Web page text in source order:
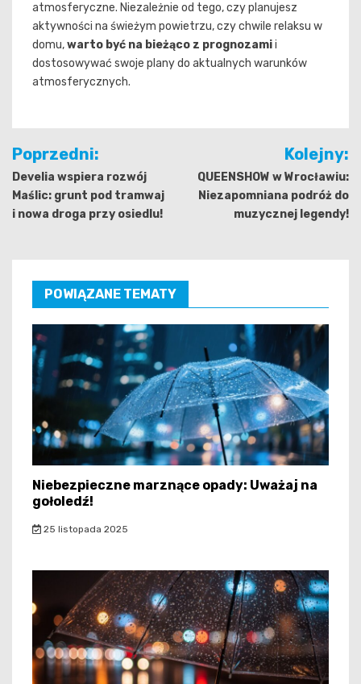
atmosferyczne. Niezależnie od tego, czy planujesz
aktywności na świeżym powietrzu, czy chwile relaksu w
domu,warto być na bieżąco z prognozamii
dostosowywać swoje plany do aktualnych warunków
atmosferycznych.
Nawigacja
wpisu
Poprzedni:
Develia wspiera rozwój
Maślic: grunt pod tramwaj
i nowa droga przy osiedlu!
Kolejny:
QUEENSHOW w Wrocławiu:
Niezapomniana podróż do
muzycznej legendy!
POWIĄZANE TEMATY
Niebezpieczne marznące opady: Uważaj na
gołoledź!
25 listopada 2025